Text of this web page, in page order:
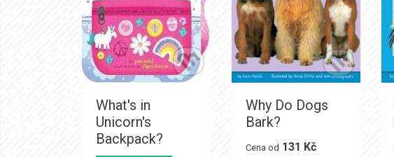
What's in
Unicorn's
Backpack?
Why Do Dogs
Bark?
Cena od 131 Kč